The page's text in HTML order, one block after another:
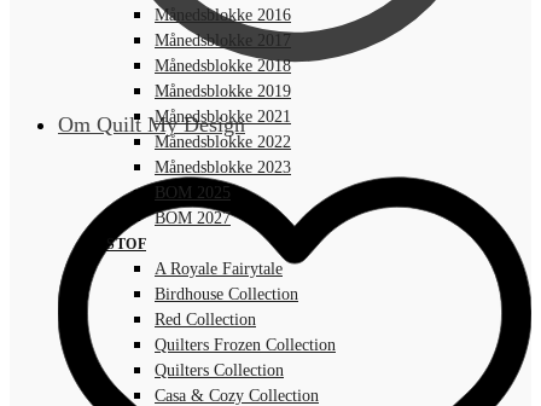
Om Quilt My Design
Månedsblokke 2016
Månedsblokke 2017
Månedsblokke 2018
Månedsblokke 2019
Månedsblokke 2021
Månedsblokke 2022
Månedsblokke 2023
BOM 2025
BOM 2027
STOF
A Royale Fairytale
Birdhouse Collection
Red Collection
Quilters Frozen Collection
Quilters Collection
Casa & Cozy Collection